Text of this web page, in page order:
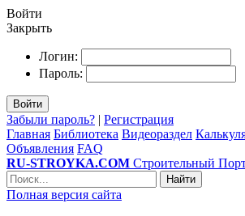
Войти
Закрыть
Логин:
Пароль:
Войти
Забыли пароль? | Регистрация
Главная Библиотека Видеораздел
Объявления FAQ
RU-STROYKA.COM Строительный
Найти
Полная версия сайта